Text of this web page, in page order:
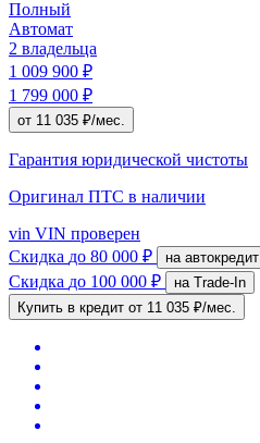
Полный
Автомат
2 владельца
1 009 900 ₽
1 799 000 ₽
от 11 035 ₽/мес.
Гарантия юридической чистоты
Оригинал ПТС в наличии
vin VIN проверен
Скидка до 80 000 ₽ на автокредит
Скидка до 100 000 ₽
на Trade-In
Купить в кредит от 11 035 ₽/мес.